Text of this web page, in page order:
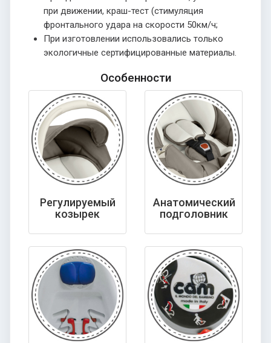
при движении, краш-тест (стимуляция
фронтального удара на скорости 50км/ч;
При изготовлении использовались только
экологичные сертифицированные материалы.
Особенности
Регулируемый
козырек
Анатомический
подголовник